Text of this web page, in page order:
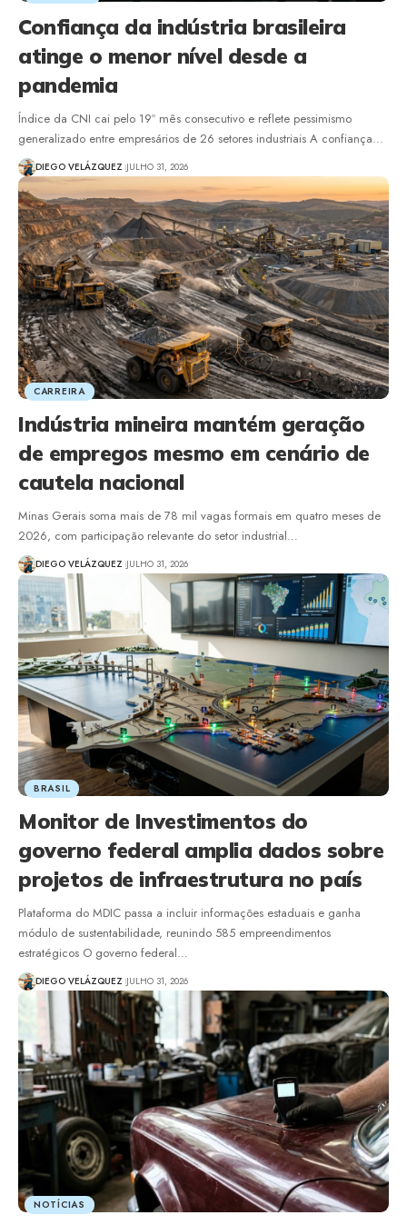
Confiança da indústria brasileira
atinge o menor nível desde a
pandemia
Índice da CNI cai pelo 19º mês consecutivo e reflete pessimismo
generalizado entre empresários de 26 setores industriais A confiança…
DIEGO VELÁZQUEZ JULHO 31, 2026
CARREIRA
Indústria mineira mantém geração
de empregos mesmo em cenário de
cautela nacional
Minas Gerais soma mais de 78 mil vagas formais em quatro meses de
2026, com participação relevante do setor industrial…
DIEGO VELÁZQUEZ JULHO 31, 2026
BRASIL
Monitor de Investimentos do
governo federal amplia dados sobre
projetos de infraestrutura no país
Plataforma do MDIC passa a incluir informações estaduais e ganha
módulo de sustentabilidade, reunindo 585 empreendimentos
estratégicos O governo federal…
DIEGO VELÁZQUEZ JULHO 31, 2026
NOTÍCIAS